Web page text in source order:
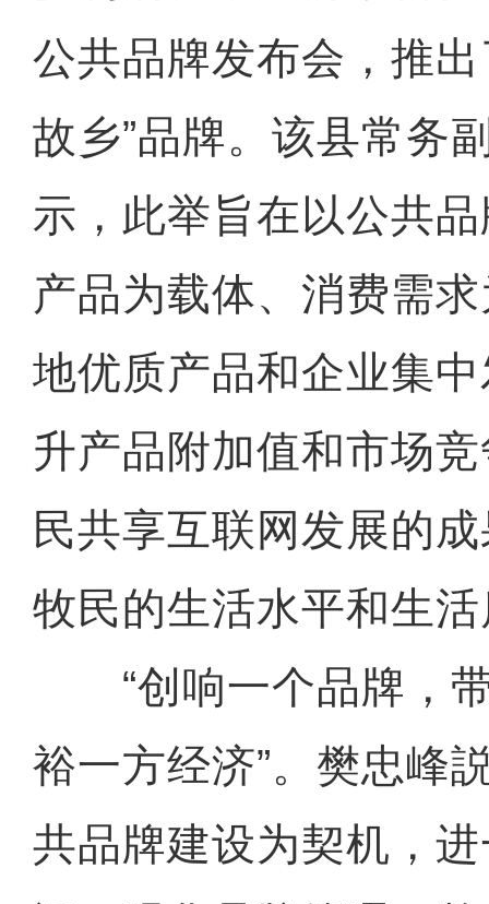
公共品牌发布会，推
故乡”品牌。该县常务
示，此举旨在以公共
产品为载体、消费需
地优质产品和企业集
升产品附加值和市场
民共享互联网发展的
牧民的生活水平和生
“创响一个品牌，带
裕一方经济”。樊忠峰
共品牌建设为契机，